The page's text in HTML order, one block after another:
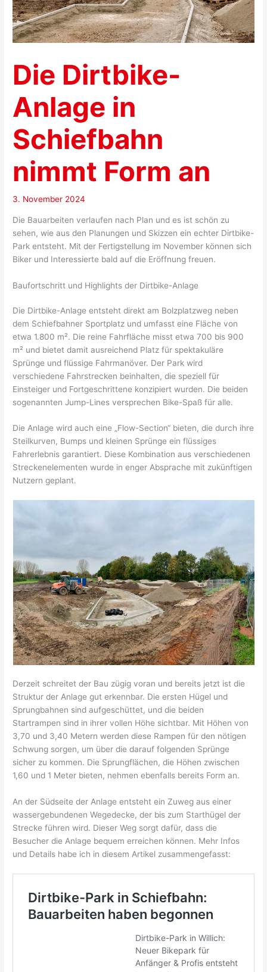
Die Dirtbike-
Anlage in
Schiefbahn
nimmt Form an
3. November 2024
Die Bauarbeiten verlaufen nach Plan und es ist schön zu
sehen, wie aus den Planungen und Skizzen ein echter Dirtbike-
Park entsteht. Mit der Fertigstellung im November können sich
Biker und Interessierte bald auf die Eröffnung freuen.
Baufortschritt und Highlights der Dirtbike-Anlage
Die Dirtbike-Anlage entsteht direkt am Bolzplatzweg neben
dem Schiefbahner Sportplatz und umfasst eine Fläche von
etwa 1.800 m². Die reine Fahrfläche misst etwa 700 bis 900
m² und bietet damit ausreichend Platz für spektakuläre
Sprünge und flüssige Fahrmanöver. Der Park wird
verschiedene Fahrstrecken beinhalten, die speziell für
Einsteiger und Fortgeschrittene konzipiert wurden. Die beiden
sogenannten Jump-Lines versprechen Bike-Spaß für alle.
Die Anlage wird auch eine „Flow-Section“ bieten, die durch ihre
Steilkurven, Bumps und kleinen Sprünge ein flüssiges
Fahrerlebnis garantiert. Diese Kombination aus verschiedenen
Streckenelementen wurde in enger Absprache mit zukünftigen
Nutzern geplant.
Derzeit schreitet der Bau zügig voran und bereits jetzt ist die
Struktur der Anlage gut erkennbar. Die ersten Hügel und
Sprungbahnen sind aufgeschüttet, und die beiden
Startrampen sind in ihrer vollen Höhe sichtbar. Mit Höhen von
3,70 und 3,40 Metern werden diese Rampen für den nötigen
Schwung sorgen, um über die darauf folgenden Sprünge
sicher zu kommen. Die Sprungflächen, die Höhen zwischen
1,60 und 1 Meter bieten, nehmen ebenfalls bereits Form an.
An der Südseite der Anlage entsteht ein Zuweg aus einer
wassergebundenen Wegedecke, der bis zum Starthügel der
Strecke führen wird. Dieser Weg sorgt dafür, dass die
Besucher die Anlage bequem erreichen können. Mehr Infos
und Details habe ich in diesem Artikel zusammengefasst: